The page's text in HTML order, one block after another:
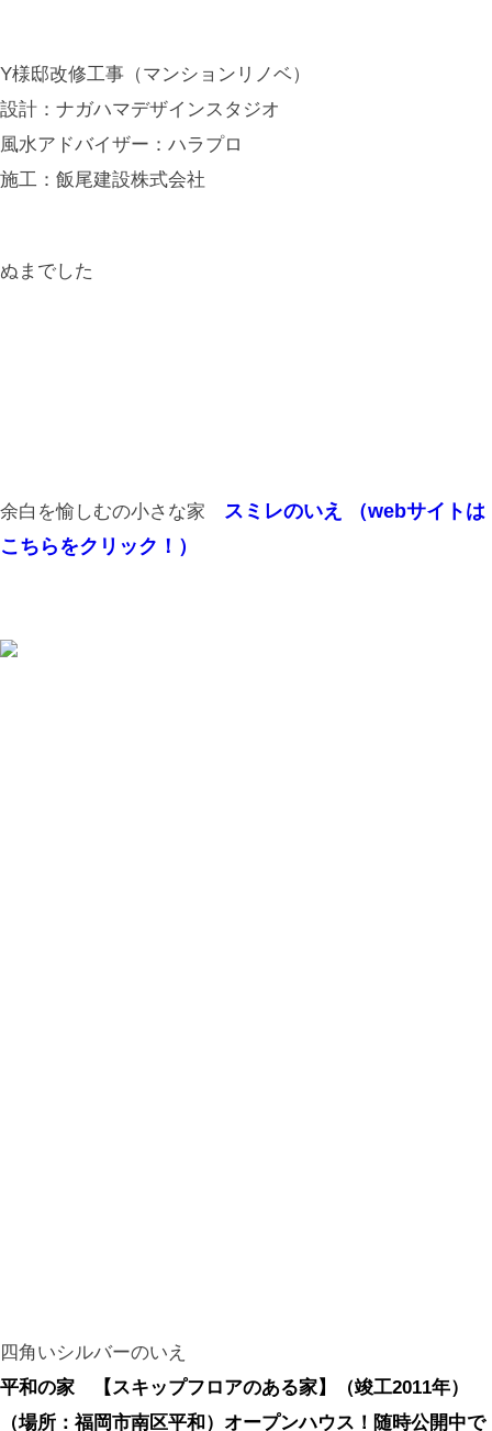
Y様邸改修工事（マンションリノベ）
設計：ナガハマデザインスタジオ
風水アドバイザー：ハラプロ
施工：飯尾建設株式会社
ぬまでした
余白を愉しむの小さな家
スミレのいえ （webサイトは
こちらをクリック！）
四角いシルバーのいえ
平和の家 【スキップフロアのある家】（竣工2011年）
（場所：福岡市南区平和）オープンハウス！随時公開中で